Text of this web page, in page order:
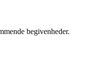
begivenheder.